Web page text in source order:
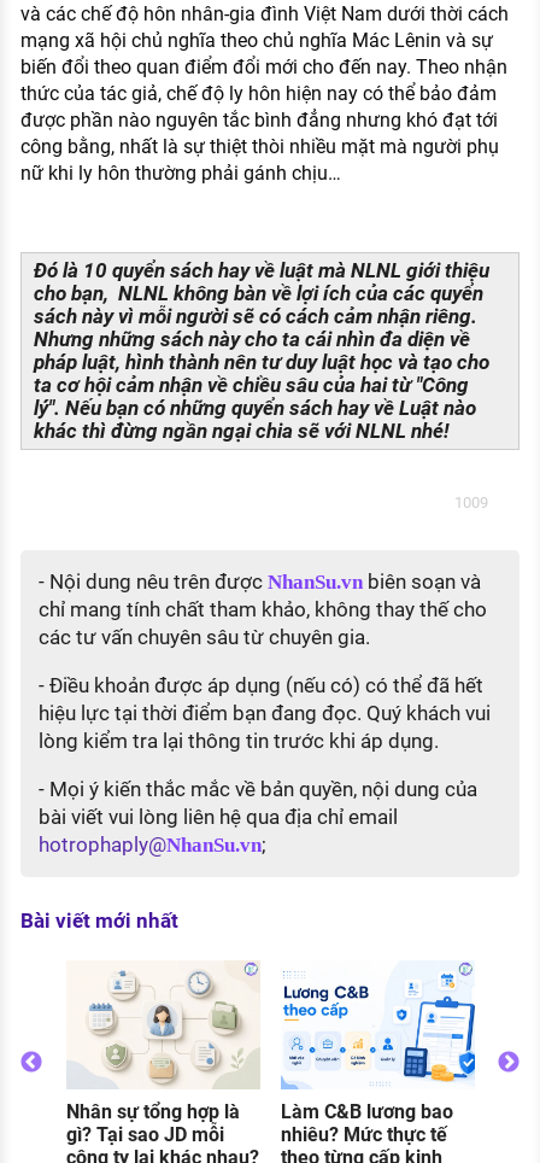
và các chế độ hôn nhân-gia đình Việt Nam dưới thời cách
mạng xã hội chủ nghĩa theo chủ nghĩa Mác Lênin và sự
biến đổi theo quan điểm đổi mới cho đến nay. Theo nhận
thức của tác giả, chế độ ly hôn hiện nay có thể bảo đảm
được phần nào nguyên tắc bình đẳng nhưng khó đạt tới
công bằng, nhất là sự thiệt thòi nhiều mặt mà người phụ
nữ khi ly hôn thường phải gánh chịu…
Đó là 10 quyển sách hay về luật mà NLNL giới thiệu
cho bạn, NLNL không bàn về lợi ích của các quyển
sách này vì mỗi người sẽ có cách cảm nhận riêng.
Nhưng những sách này cho ta cái nhìn đa diện về
pháp luật, hình thành nên tư duy luật học và tạo cho
ta cơ hội cảm nhận về chiều sâu của hai từ "Công
lý". Nếu bạn có những quyển sách hay về Luật nào
khác thì đừng ngần ngại chia sẽ với NLNL nhé!
1009
- Nội dung nêu trên được NhanSu.vnbiên soạn và
chỉ mang tính chất tham khảo, không thay thế cho
các tư vấn chuyên sâu từ chuyên gia.
- Điều khoản được áp dụng (nếu có) có thể đã hết
hiệu lực tại thời điểm bạn đang đọc. Quý khách vui
lòng kiểm tra lại thông tin trước khi áp dụng.
- Mọi ý kiến thắc mắc về bản quyền, nội dung của
bài viết vui lòng liên hệ qua địa chỉ email
hotrophaply@NhanSu.vn;
Bài viết mới nhất
hợp là
JD mỗi
nhau?
Làm C&B lương bao
nhiêu? Mức thực tế
theo từng cấp kinh
Thực tập sinh C&B là
gì? Công việc thực tế
và điều cần biết trước
khi ứng tuyển